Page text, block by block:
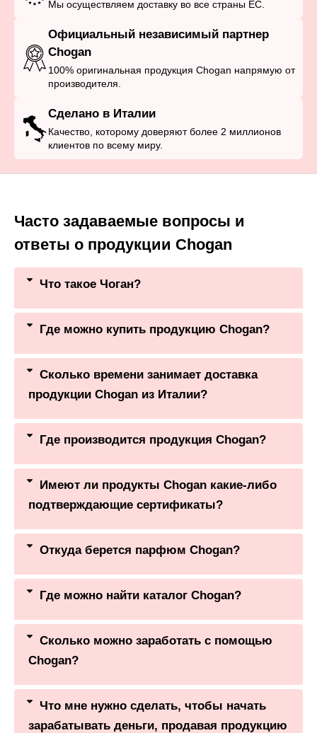
Мы осуществляем доставку во все страны ЕС.
Официальный независимый партнер
Chogan
100% оригинальная продукция Chogan напрямую от
производителя.
Сделано в Италии
Качество, которому доверяют более 2 миллионов
клиентов по всему миру.
Часто задаваемые вопросы и
ответы о продукции Chogan
Что такое Чоган?
Где можно купить продукцию Chogan?
Сколько времени занимает доставка
продукции Chogan из Италии?
Где производится продукция Chogan?
Имеют ли продукты Chogan какие-либо
подтверждающие сертификаты?
Откуда берется парфюм Chogan?
Где можно найти каталог Chogan?
Сколько можно заработать с помощью
Chogan?
Что мне нужно сделать, чтобы начать
зарабатывать деньги, продавая продукцию